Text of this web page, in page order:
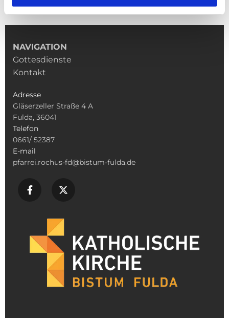
NAVIGATION
Gottesdienste
Kontakt
Adresse
Gläserzeller Straße 4 A
Fulda, 36041
Telefon
0661/ 52387
E-mail
pfarrei.rochus-fd@bistum-fulda.de